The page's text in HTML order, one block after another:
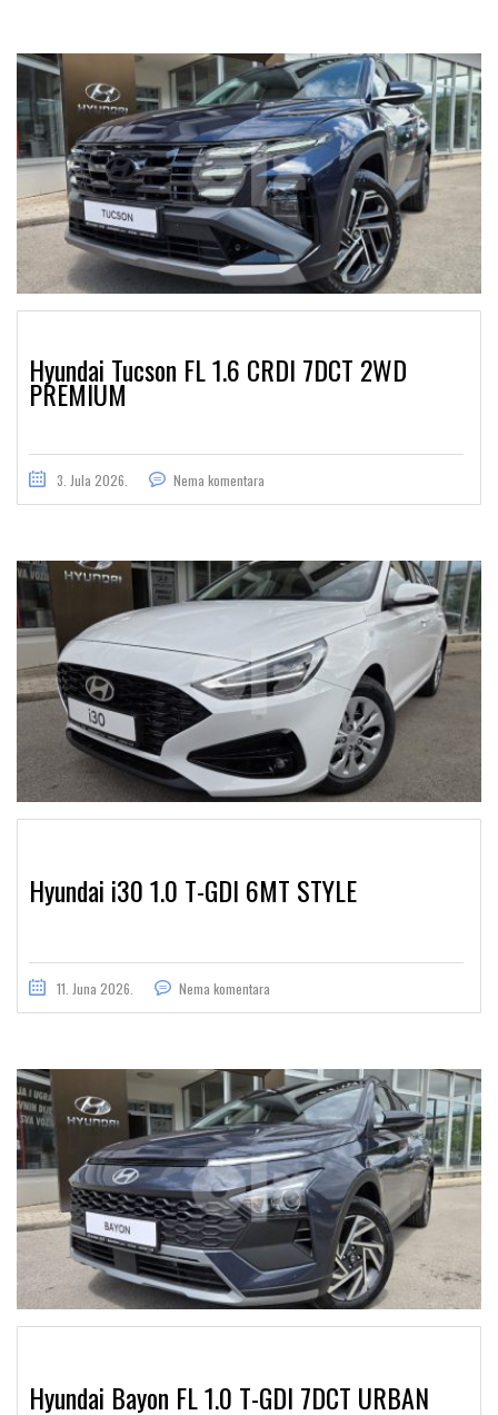
Hyundai Tucson FL 1.6 CRDI 7DCT 2WD
PREMIUM
3. Jula 2026. Nema komentara
Hyundai i30 1.0 T-GDI 6MT STYLE
11. Juna 2026. Nema komentara
Hyundai Bayon FL 1.0 T-GDI 7DCT URBAN